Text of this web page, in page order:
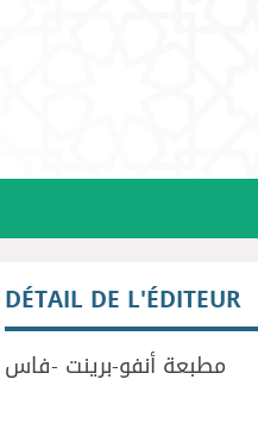
DÉTAIL DE L'ÉDITEUR
مطبعة أنفو-برينت -فاس